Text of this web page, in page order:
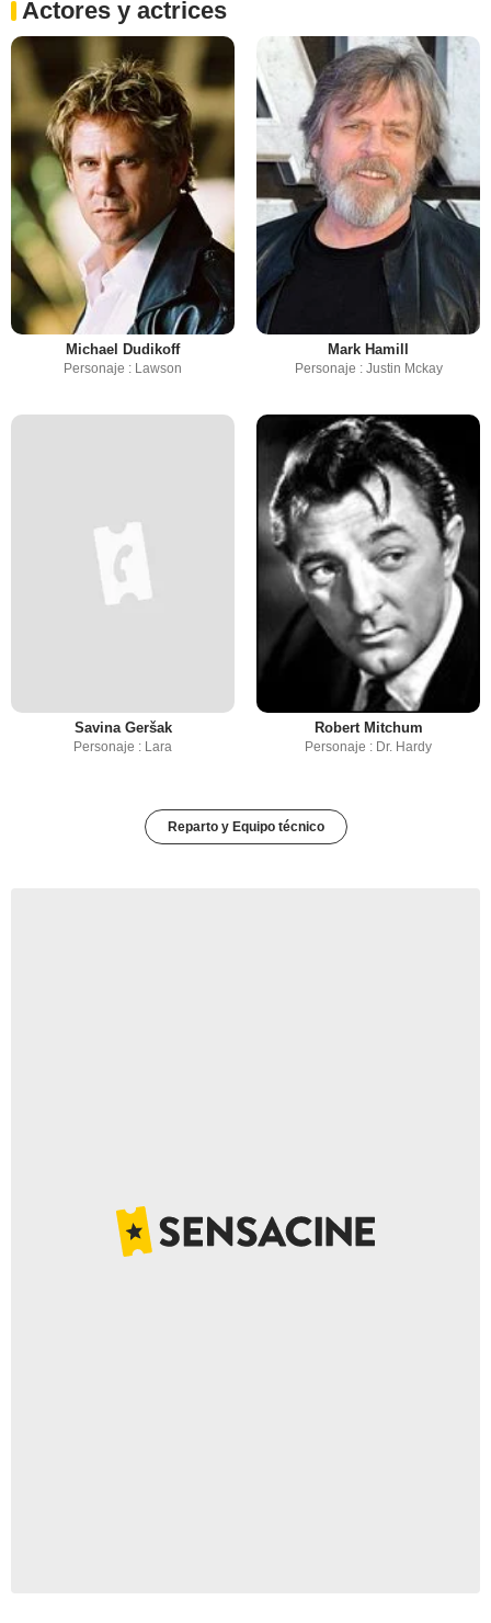
Actores y actrices
Michael Dudikoff
Personaje : Lawson
Mark Hamill
Personaje : Justin Mckay
Savina Geršak
Personaje : Lara
Robert Mitchum
Personaje : Dr. Hardy
Reparto y Equipo técnico